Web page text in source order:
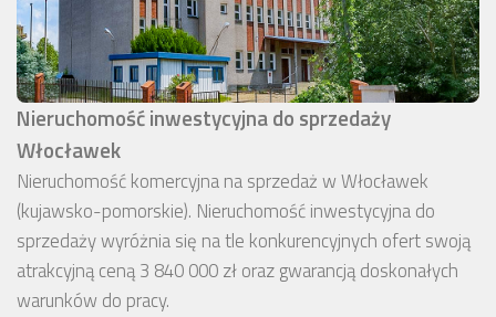
Nieruchomość inwestycyjna do sprzedaży
Włocławek
Nieruchomość komercyjna na sprzedaż w Włocławek
(kujawsko-pomorskie). Nieruchomość inwestycyjna do
sprzedaży wyróżnia się na tle konkurencyjnych ofert swoją
atrakcyjną ceną 3 840 000 zł oraz gwarancją doskonałych
warunków do pracy.